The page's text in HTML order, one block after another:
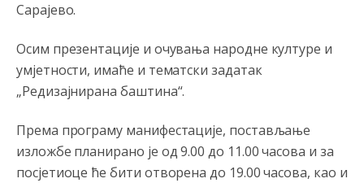
Сарајево.
Осим презентације и очувања народне културе и
умјетности, имаће и тематски задатак
„Редизајнирана баштина“.
Према програму манифестације, постављање
изложбе планирано је од 9.00 до 11.00 часова и за
посјетиоце ће бити отворена до 19.00 часова, као и
Анонимно2806339
RS je država ako nisi znao
Анонимно2806419
Анонимно2806552
nije mujo turcin, mujo ue bendasr